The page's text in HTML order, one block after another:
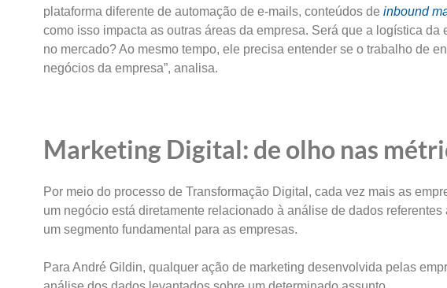
plataforma diferente de automação de e-mails, conteúdos de inbound
como isso impacta as outras áreas da empresa. Será que a logística
no mercado? Ao mesmo tempo, ele precisa entender se o trabalho de
negócios da empresa”, analisa.
Marketing Digital: de olho nas
Por meio do processo de Transformação Digital, cada vez mais as
um negócio está diretamente relacionado à análise de dados referentes
um segmento fundamental para as empresas.
Para André Gildin, qualquer ação de marketing desenvolvida pelas